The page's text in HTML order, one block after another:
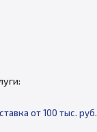
от 100 тыс. руб.